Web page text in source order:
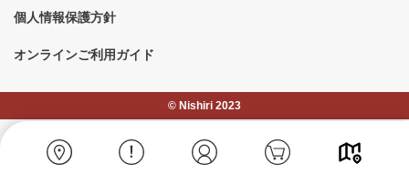
個人情報保護方針
オンラインご利用ガイド
©︎ Nishiri 2023